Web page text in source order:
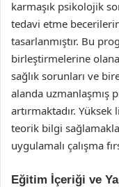
karmaşık psikolojik
tedavi etme
tasarlanmıştır. Bu
birleştirmelerine
sağlık sorunları ve
alanda uzmanlaşmış
artırmaktadır.
teorik bilgi
uygulamalı çalışma
Eğitim İçeriği ve